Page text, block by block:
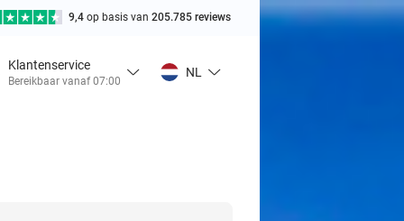
9,4 op basis van 205.785 reviews
Klantenservice
Bereikbaar vanaf 07:00
NL